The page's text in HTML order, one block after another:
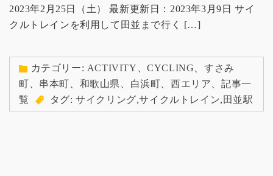
2023年2月25日（土） 最新更新日：2023年3月9日 サイ
クルトレインを利用して田並まで行く […]
カテゴリー: ACTIVITY 、CYCLING 、すさみ
町
串本町 和歌山県 白浜町 、西エリア 、記事一
覧
タグ:サイクリング,サイクルトレイン, 田並駅